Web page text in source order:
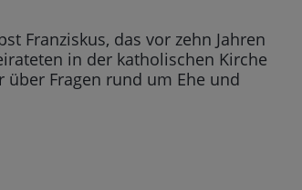
Franziskus, das vor zehn Jahren
in der katholischen Kirche
Fragen rund um Ehe und